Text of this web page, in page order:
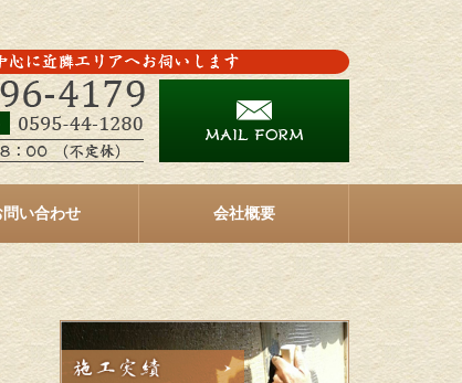
問い合わせ 会社概要